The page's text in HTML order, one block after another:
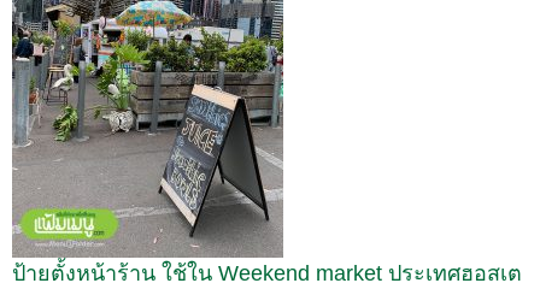
ป้ายตั้งหน้าร้าน ใช้ใน Weekend market ประเทศฮอสเต